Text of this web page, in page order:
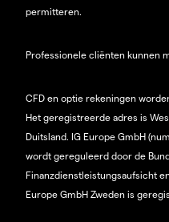
permitteren.
Professionele cliënten kunnen
CFD en optie rekeningen
Het geregistreerde adres is
Duitsland. IG Europe GmbH
wordt gereguleerd door de
Finanzdienstleistungsaufsicht
Europe GmbH Zweden is